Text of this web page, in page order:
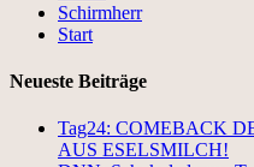
Schirmherr
Start
Neueste Beiträge
Tag24: COMEBACK
AUS ESELSMILCH!